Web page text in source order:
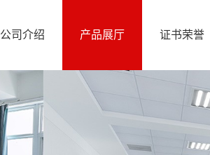
公司介绍 产品展厅 证书荣誉